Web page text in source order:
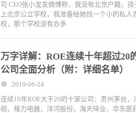
司 CEO张小龙发微博称，我没有北京户籍，孩
上北京公立学校，我准备给她找一个小的私人
校，那个学校没有办多
万字详解：ROE连续十年超过20
公司全面分析（附：详细名单）
2019-06-24
连续10年ROE大于20的十家公司：贵州茅台，
视，格力电器，洋河股份，海天味业，华东医